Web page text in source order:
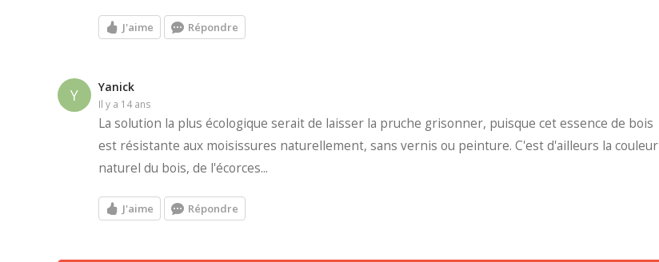
J'aime Répondre
Y Yanick
il y a 14 ans
La solution la plus écologique serait de laisser la pruche grisonner, puisque cet essence de bois
est résistante aux moisissures naturellement, sans vernis ou peinture. C'est d'ailleurs la couleur
naturel du bois, de l'écorces...
J'aime Répondre